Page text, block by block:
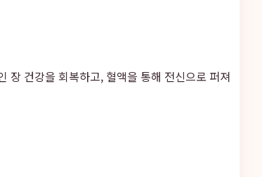
장 건강을 회복하고, 혈액을 통해 전신으로 퍼져